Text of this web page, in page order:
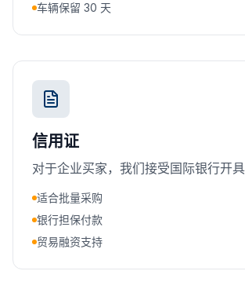
车辆保留 30 天
信用证
对于企业买家，我们接受国际银行开具
适合批量采购
银行担保付款
贸易融资支持